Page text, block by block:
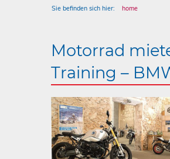
Sie befinden sich hier:
home
Motorrad
Training –